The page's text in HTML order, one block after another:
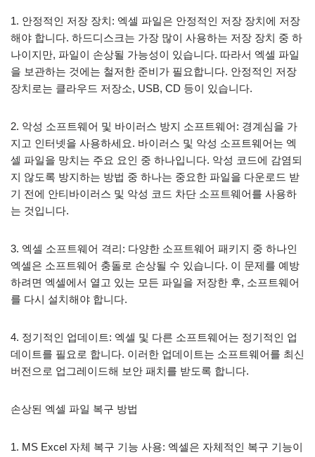
1. 안정적인 저장 장치: 엑셀 파일은 안정적인 저장 장치에 저장
해야 합니다. 하드디스크는 가장 많이 사용하는 저장 장치 중 하
나이지만, 파일이 손상될 가능성이 있습니다. 따라서 엑셀 파일
을 보관하는 것에는 철저한 준비가 필요합니다. 안정적인 저장
장치로는 클라우드 저장소, USB, CD 등이 있습니다.
2. 악성 소프트웨어 및 바이러스 방지 소프트웨어: 경계심을 가
지고 인터넷을 사용하세요. 바이러스 및 악성 소프트웨어는 엑
셀 파일을 망치는 주요 요인 중 하나입니다. 악성 코드에 감염되
지 않도록 방지하는 방법 중 하나는 중요한 파일을 다운로드 받
기 전에 안티바이러스 및 악성 코드 차단 소프트웨어를 사용하
는 것입니다.
3. 엑셀 소프트웨어 격리: 다양한 소프트웨어 패키지 중 하나인
엑셀은 소프트웨어 충돌로 손상될 수 있습니다. 이 문제를 예방
하려면 엑셀에서 열고 있는 모든 파일을 저장한 후, 소프트웨어
를 다시 설치해야 합니다.
4. 정기적인 업데이트: 엑셀 및 다른 소프트웨어는 정기적인 업
데이트를 필요로 합니다. 이러한 업데이트는 소프트웨어를 최신
버전으로 업그레이드해 보안 패치를 받도록 합니다.
손상된 엑셀 파일 복구 방법
1. MS Excel 자체 복구 기능 사용: 엑셀은 자체적인 복구 기능이